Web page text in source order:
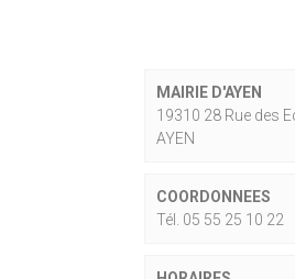
MAIRIE D'AYEN
19310 28 Rue des
AYEN
COORDONNEES
Tél. 05 55 25 10 22